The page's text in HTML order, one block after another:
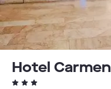
Hotel Carmen